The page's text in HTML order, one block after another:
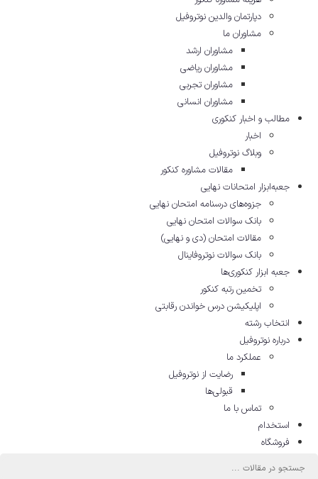
دپارتمان والدین نوتروفیل
مشاوران ما
مشاوران ارشد
مشاوران ریاضی
مشاوران تجربی
مشاوران انسانی
مطالب و اخبار کنکوری
اخبار
وبلاگ نوتروفیل
مقالات مشاوره‌ کنکور
جعبه‌ابزار امتحانات نهایی
جزوه‌های درسنامه امتحان نهایی
بانک سوالات امتحان نهایی
مقالات امتحان (دی و نهایی)
بانک سوالات نوتروفاینال
جعبه ابزار کنکوری‌ها
تخمین رتبه کنکور
اپلیکیشن درس خواندن رقابتی
انتخاب رشته
درباره نوتروفیل
عملکرد ما
رضایت از نوتروفیل
قبولی‌ها
تماس با ما
استخدام
فروشگاه